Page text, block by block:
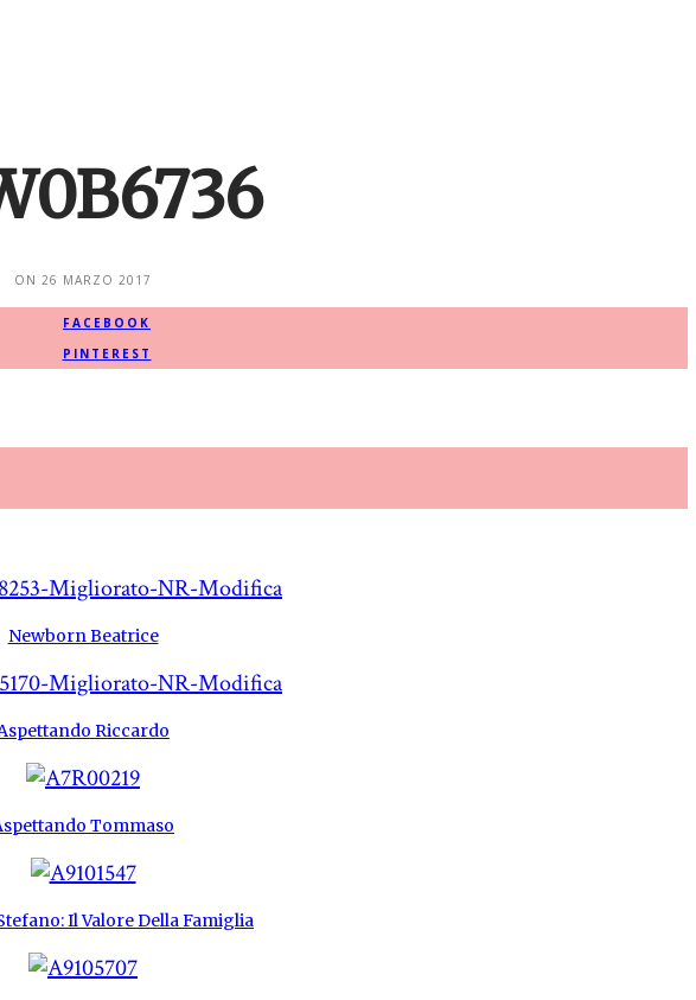
ON 26 MARZO 2017
FACEBOOK
PINTEREST
Newborn Beatrice
Riccardo
Tommaso
Il Valore Della Famiglia